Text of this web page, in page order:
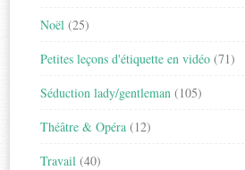
Noël (25)
Petites leçons d'étiquette en vidéo (71)
Séduction lady/gentleman (105)
Théâtre & Opéra (12)
Travail (40)